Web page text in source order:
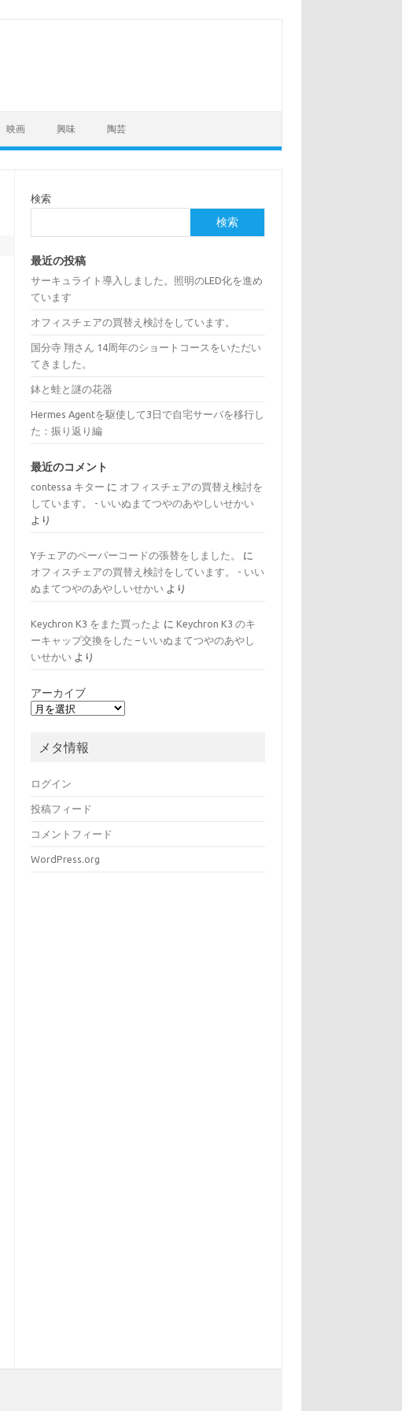
映画 興味 陶芸
検索
検索
最近の投稿
サーキュライト導入しました。照明のLED化を進め
ています
オフィスチェアの買替え検討をしています。
国分寺 翔さん 14周年のショートコースをいただい
てきました。
鉢と蛙と謎の花器
Hermes Agentを駆使して3日で自宅サーバを移行し
た：振り返り編
最近のコメント
contessa キター に オフィスチェアの買替え検討を
しています。 - いいぬまてつやのあやしいせかい
より
Yチェアのペーパーコードの張替をしました。
に
オフィスチェアの買替え検討をしています。 - いい
ぬまてつやのあやしいせかい より
Keychron K3 をまた買ったよ にKeychron K3 のキ
ーキャップ交換をした – いいぬまてつやのあやし
いせかい より
アーカイブ
メタ情報
ログイン
投稿フィード
コメントフィード
WordPress.org